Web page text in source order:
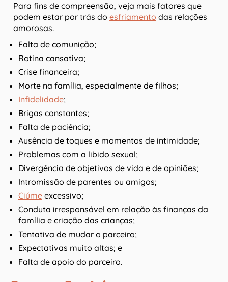
Para fins de compreensão, veja mais fatores que
podem estar por trás do esfriamento das relações
amorosas.
Falta de comunição;
Rotina cansativa;
Crise financeira;
Morte na família, especialmente de filhos;
Infidelidade;
Brigas constantes;
Falta de paciência;
Ausência de toques e momentos de intimidade;
Problemas com a libido sexual;
Divergência de objetivos de vida e de opiniões;
Intromissão de parentes ou amigos;
Ciúme excessivo;
Conduta irresponsável em relação às finanças da
família e criação das crianças;
Tentativa de mudar o parceiro;
Expectativas muito altas; e
Falta de apoio do parceiro.